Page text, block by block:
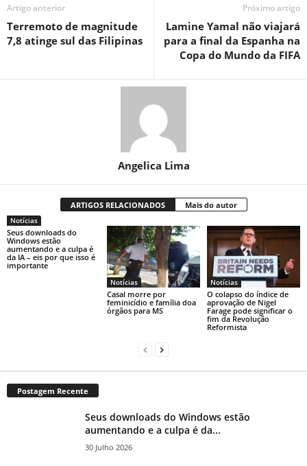
Artigo anterior
Terremoto de magnitude
7,8 atinge sul das Filipinas
Próximo artigo
Lamine Yamal não viajará
para a final da Espanha na
Copa do Mundo da FIFA
Angelica Lima
ARTIGOS RELACIONADOS Mais do autor
Notícias
Seus downloads do
Windows estão
aumentando e a culpa é
da IA ​​– eis por que isso é
importante
Notícias
Casal morre por
feminicídio e família doa
órgãos para MS
Notícias
O colapso do índice de
aprovação de Nigel
Farage pode significar o
fim da Revolução
Reformista
Postagem Recente
Seus downloads do Windows estão
aumentando e a culpa é da...
30 Julho 2026